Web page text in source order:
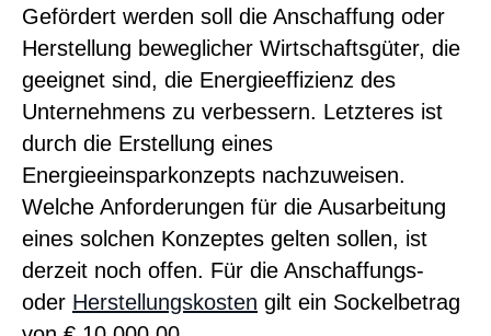
Gefördert werden soll die Anschaffung oder
Herstellung beweglicher Wirtschaftsgüter, die
geeignet sind, die Energieeffizienz des
Unternehmens zu verbessern. Letzteres ist
durch die Erstellung eines
Energieeinsparkonzepts nachzuweisen.
Welche Anforderungen für die Ausarbeitung
eines solchen Konzeptes gelten sollen, ist
derzeit noch offen. Für die Anschaffungs-
oder Herstellungskosten gilt ein Sockelbetrag